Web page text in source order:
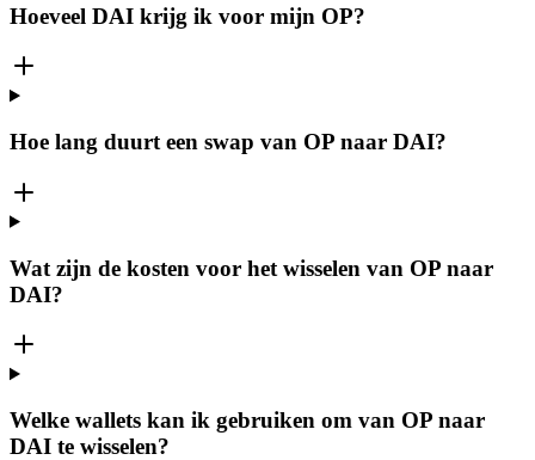
Hoeveel DAI krijg ik voor mijn OP?
Hoe lang duurt een swap van OP naar DAI?
Wat zijn de kosten voor het wisselen van OP naar
DAI?
Welke wallets kan ik gebruiken om van OP naar
DAI te wisselen?